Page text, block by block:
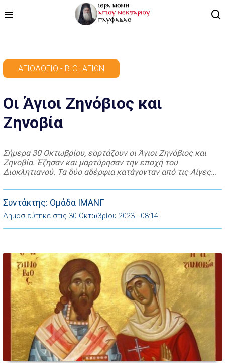
ΠΡΟΓΡΑΜΜΑ
ΒΙΝΤΕΟ
ΕΠΙΚΟΙΝΩΝΙΑ
ΑΓΙΟΛΌΓΙΟ - ΒΊΟΙ ΑΓΊΩΝ
Οι Άγιοι Ζηνόβιος και
Ζηνοβία
Σήμερα 30 Οκτωβρίου, εορτάζουν οι Άγιοι Ζηνόβιος και
Ζηνοβία. Έζησαν και μαρτύρησαν την εποχή του
Διοκλητιανού. Τα δύο αδέρφια κατάγονταν από τις Αίγες
ευσεβή. Ο Ζηνόβιος ήταν ιατρός και εξασκούσε την
επιστήμη του αφιλοκερδώς. Τα δύο αδέρφια ασκούσαν
μεγάλο φιλανθρωπικό έργο και αυτό προκάλεσε την οργή
των […]
Συντάκτης: Ομάδα ΙΜΑΝΓ
Δημοσιεύτηκε στις 30 Οκτωβρίου 2023 - 08:14